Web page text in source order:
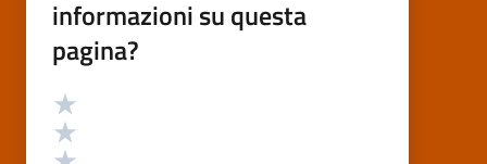
informazioni su questa
pagina?
Valutazione